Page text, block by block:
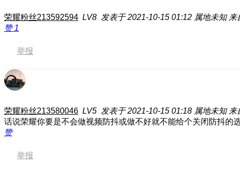
荣耀粉丝213592594 LV8 发表于 2021-10-15 01:12 属地未知 来
赞1
举报
荣耀粉丝213580046 LV5 发表于 2021-10-15 01:18 属地未知 来
话说荣耀你要是不会做视频防抖或做不好就不能给个关闭防抖的
赞
举报